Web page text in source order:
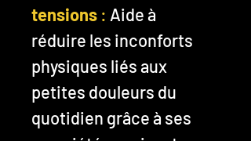
tensions : Aide à
réduire les inconforts
physiques liés aux
petites douleurs du
quotidien grâce à ses